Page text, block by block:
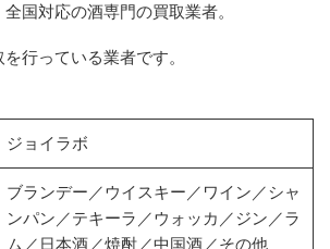
全国対応の酒専門の買取業者。
行っている業者です。
ジョイラボ
ブランデー／ウイスキー／ワイン／シャ
ンパン／テキーラ／ウォッカ／ジン／ラ
ム／日本酒／焼酎／中国酒／その他